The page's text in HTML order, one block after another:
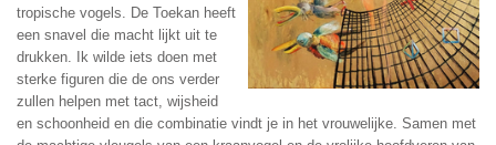
tropische vogels. De Toekan heeft
een snavel die macht lijkt uit te
drukken. Ik wilde iets doen met
sterke figuren die de ons verder
zullen helpen met tact, wijsheid
en schoonheid en die combinatie vindt je in het vrouwelijke. Samen met